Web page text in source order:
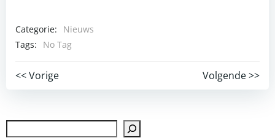
Categorie:
Nieuws
Tags:
No Tag
Post
navigation
<< Vorige
Post
navigation
Volgende >>